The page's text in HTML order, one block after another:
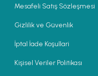
Mesafeli Satış Sözleşmesi
Gizlilik ve Güvenlik
İptal İade Koşullari
Kişisel Veriler Politikası